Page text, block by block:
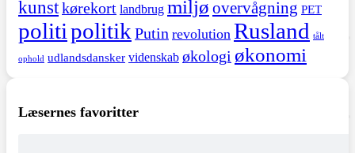
kunstkørekort landbrug miljø overvågning PET
politipolitik Putin revolution Rusland tålt
ophold udlandsdansker videnskab økologi økonomi
Læsernes favoritter